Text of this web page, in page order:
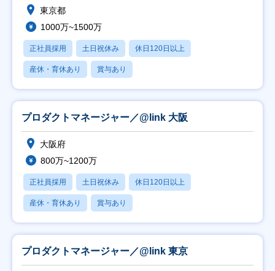
東京都
1000万~1500万
正社員採用 土日祝休み 休日120日以上
産休・育休あり 賞与あり
プロダクトマネージャー／@link 大阪
大阪府
800万~1200万
正社員採用 土日祝休み 休日120日以上
産休・育休あり 賞与あり
プロダクトマネージャー／@link 東京